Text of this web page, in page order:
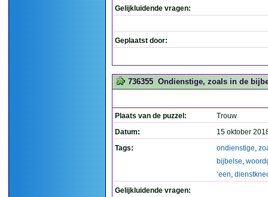
Gelijkluidende vragen:
Geplaatst door:
736355 Ondienstige, zoals in de
Plaats van de puzzel:
Trouw
Datum:
15 oktober
Tags:
ondienstige,
bijbelse,
‘een,
Gelijkluidende vragen: